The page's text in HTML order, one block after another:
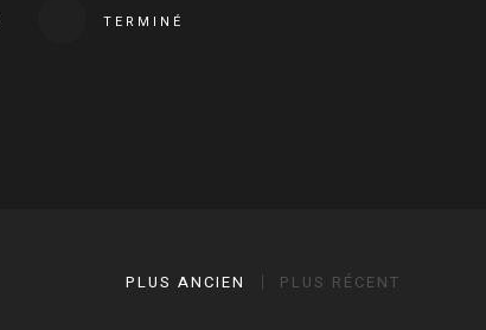
TERMINÉ
PLUS ANCIEN PLUS RÉCENT